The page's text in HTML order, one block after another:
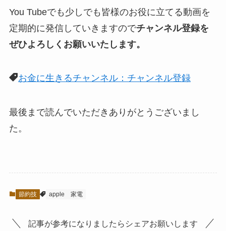
You Tubeでも少しでも皆様のお役に立てる動画を
定期的に発信していきますのでチャンネル登録を
ぜひよろしくお願いいたします。
お金に生きるチャンネル：チャンネル登録
最後まで読んでいただきありがとうございまし
た。
節約技 apple 家電
記事が参考になりましたらシェアお願いします